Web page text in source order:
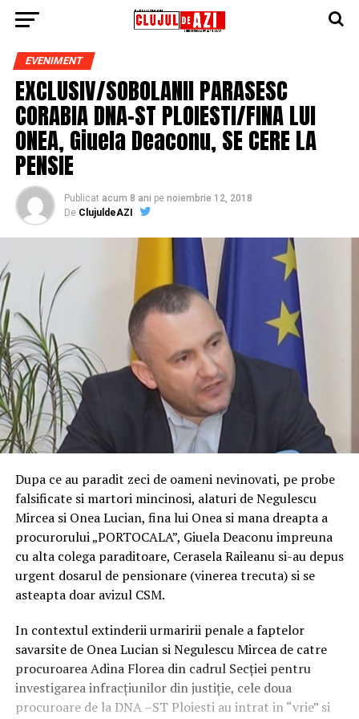
EVENIMENT
EXCLUSIV/SOBOLANII PARASESC
CORABIA DNA-ST PLOIESTI/FINA LUI
ONEA, Giuela Deaconu, SE CERE LA
PENSIE
Publicat acum 8 ani pe noiembrie 12, 2018
De ClujuldeAZI
Dupa ce au paradit zeci de oameni nevinovati, pe probe
falsificate si martori mincinosi, alaturi de Negulescu
Mircea si Onea Lucian, fina lui Onea si mana dreapta a
procurorului „PORTOCALA”, Giuela Deaconu impreuna
cu alta colega paraditoare, Cerasela Raileanu si-au depus
urgent dosarul de pensionare (vinerea trecuta) si se
asteapta doar avizul CSM.
In contextul extinderii urmaririi penale a faptelor
savarsite de Onea Lucian si Negulescu Mircea de catre
procuroarea Adina Florea din cadrul Secției pentru
investigarea infracțiunilor din justiție, cele doua
procuroare de la DNA –ST Ploiesti au intrat in “vrie” si